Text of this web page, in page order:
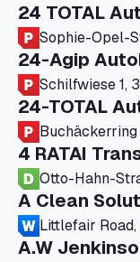
24 TOTAL
Sophie-Opel-
24-Agip
Schilfwiese 1,
24-TOTAL
4 RATAI
A Clean
Littlefair Road,
A.W